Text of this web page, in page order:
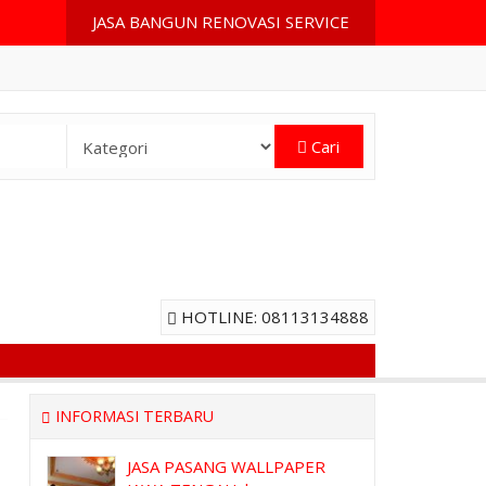
JASA BANGUN RENOVASI SERVICE
Cari
HOTLINE: 08113134888
INFORMASI TERBARU
JASA PASANG WALLPAPER